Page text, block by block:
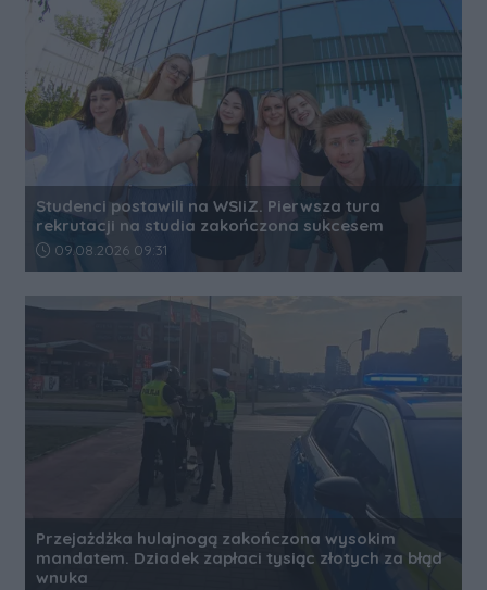
Studenci postawili na WSIiZ. Pierwsza tura
rekrutacji na studia zakończona sukcesem
Data dodania artykułu:
09.08.2026 09:31
Przejażdżka hulajnogą zakończona wysokim
mandatem. Dziadek zapłaci tysiąc złotych za błąd
wnuka